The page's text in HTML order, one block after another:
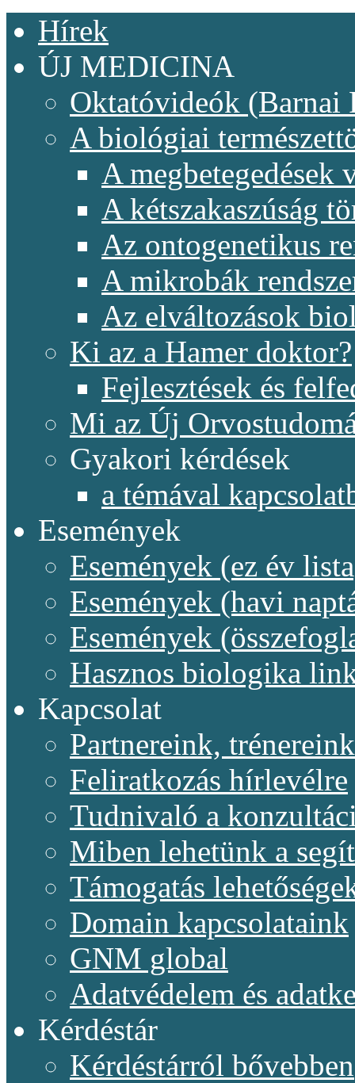
Hírek
ÚJ MEDICINA
Oktatóvideók (Barnai
A biológiai
A megbetegedések
A kétszakaszúság
Az ontogenetikus
A mikrobák
Az elváltozások
Ki az a Hamer doktor?
Fejlesztések és
Mi az Új
Gyakori kérdések
a témával
Események
Események (ez év
Események (havi
Események
Hasznos biologika
Kapcsolat
Partnereink, trénereink
Feliratkozás hírlevélre
Tudnivaló a
Miben lehetünk a
Támogatás
Domain kapcsolataink
GNM global
Adatvédelem és
Kérdéstár
Kérdéstárról bővebben